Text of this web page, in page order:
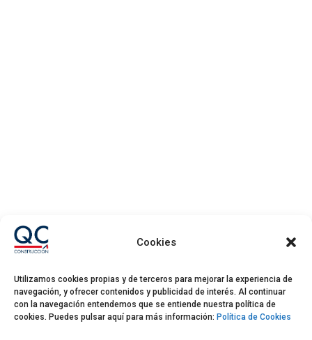
Cookies
Utilizamos cookies propias y de terceros para mejorar la experiencia de
navegación, y ofrecer contenidos y publicidad de interés. Al continuar
con la navegación entendemos que se entiende nuestra política de
cookies. Puedes pulsar aquí para más información: Política de Cookies
949 23 40 20
 info@quabitconstruccion.com

Av. Doctor Fleming, 1 19208 –